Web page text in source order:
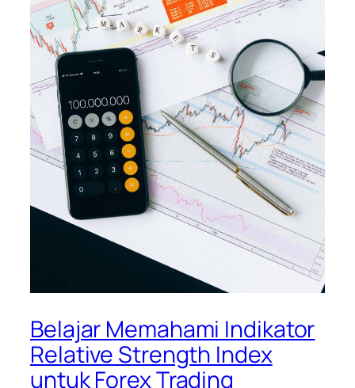
Belajar Memahami Indikator
Relative Strength Index
untuk Forex Trading